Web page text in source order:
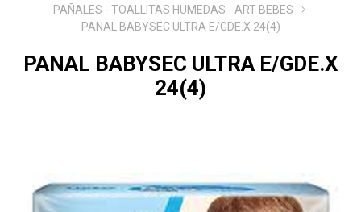
PAÑALES - TOALLITAS HUMEDAS - ART BEBES
PANAL BABYSEC ULTRA E/GDE.X 24(4)
PANAL BABYSEC ULTRA E/GDE.X
24(4)